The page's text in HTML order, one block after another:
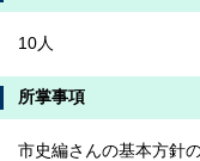
10人
所掌事項
市史編さんの基本方針